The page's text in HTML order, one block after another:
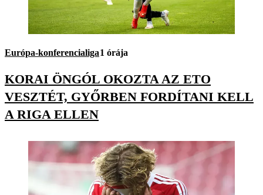
Európa-konferencialiga1 órája
KORAI ÖNGÓL OKOZTA AZ ETO
VESZTÉT, GYŐRBEN FORDÍTANI KELL
A RIGA ELLEN